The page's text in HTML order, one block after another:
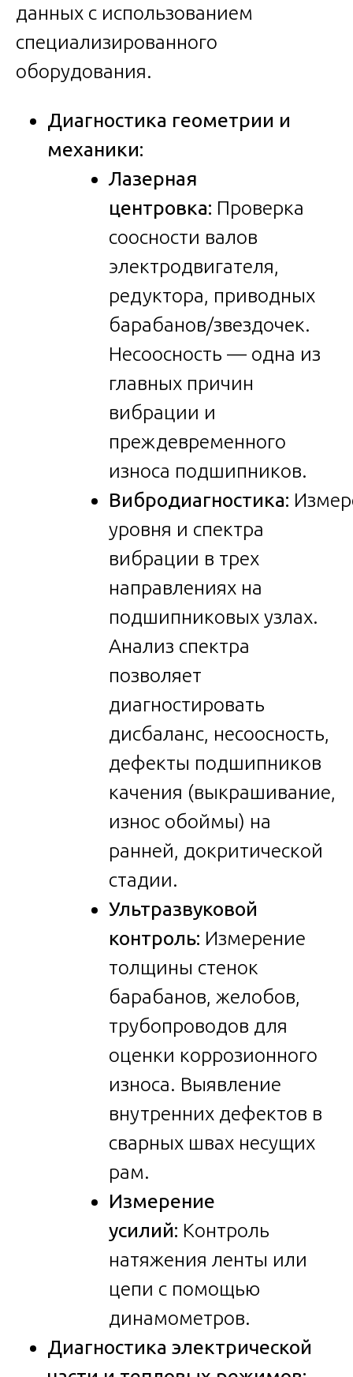
данных с использованием
специализированного
оборудования.
Диагностика геометрии и
механики:
Лазерная
центровка: Проверка
соосности валов
электродвигателя,
редуктора, приводных
барабанов/звездочек.
Несоосность — одна из
главных причин
вибрации и
преждевременного
износа подшипников.
Вибродиагностика:
уровня и спектра
вибрации в трех
направлениях на
подшипниковых узлах.
Анализ спектра
позволяет
диагностировать
дисбаланс, несоосность,
дефекты подшипников
качения (выкрашивание,
износ обоймы) на
ранней, докритической
стадии.
Ультразвуковой
контроль: Измерение
толщины стенок
барабанов, желобов,
трубопроводов для
оценки коррозионного
износа. Выявление
внутренних дефектов в
сварных швах несущих
рам.
Измерение
усилий: Контроль
натяжения ленты или
цепи с помощью
динамометров.
Диагностика электрической